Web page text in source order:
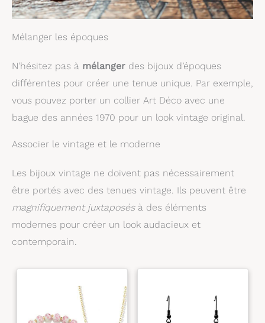
Mélanger les époques
N’hésitez pas à mélanger des bijoux d’époques
différentes pour créer une tenue unique. Par exemple,
vous pouvez porter un collier Art Déco avec une
bague des années 1970 pour un look vintage original.
Associer le vintage et le moderne
Les bijoux vintage ne doivent pas nécessairement
être portés avec des tenues vintage. Ils peuvent être
magnifiquement juxtaposésà des éléments
modernes pour créer un look audacieux et
contemporain.